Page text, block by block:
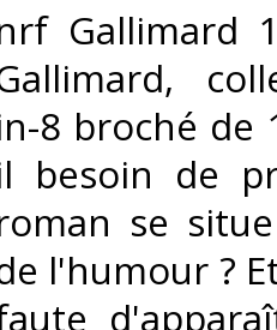
Gallimard
8 broché de
besoin de
se
l'humour ?